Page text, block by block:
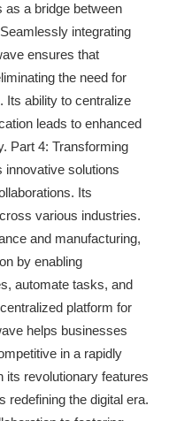
as a bridge between
integrating
ensures that
the need for
Its ability to centralize
leads to enhanced
Part 4: Transforming
innovative solutions
Its
various industries.
and manufacturing,
by enabling
automate tasks, and
platform for
helps businesses
in a rapidly
its revolutionary features
redefining the digital era.